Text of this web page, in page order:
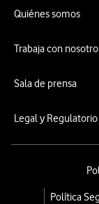
Quiénes somos
Trabaja con
Sala de prensa
Legal y Regulatorio
Política